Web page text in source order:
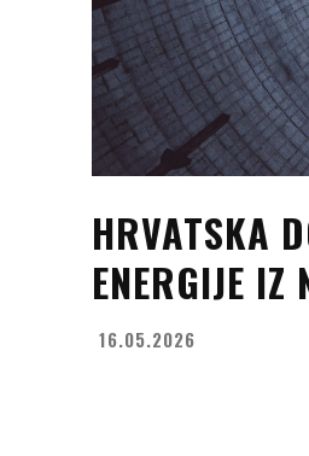
HRVATSKA
ENERGIJE
16.05.2026